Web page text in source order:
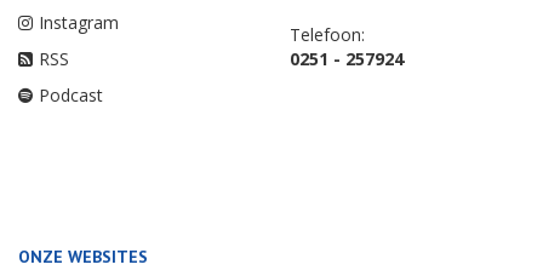
Instagram
RSS
Podcast
Telefoon:
0251 - 257924
ONZE WEBSITES